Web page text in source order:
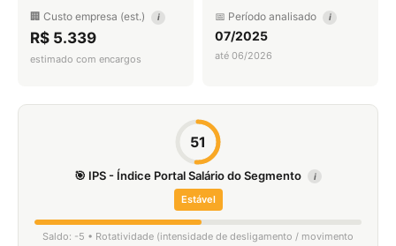
🏢 Custo empresa (est.) i
R$ 5.339
estimado com encargos
📅 Período analisado i
07/2025
até 06/2026
51
🎯 IPS - Índice Portal Salário do Segmento i
Estável
Saldo: -5 • Rotatividade (intensidade de desligamento / movimento